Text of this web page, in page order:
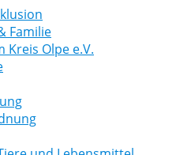
Familie
Kreis Olpe e.V.